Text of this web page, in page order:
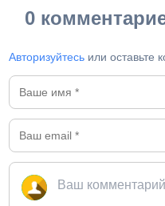
0
Авторизуйтесь или оставьте